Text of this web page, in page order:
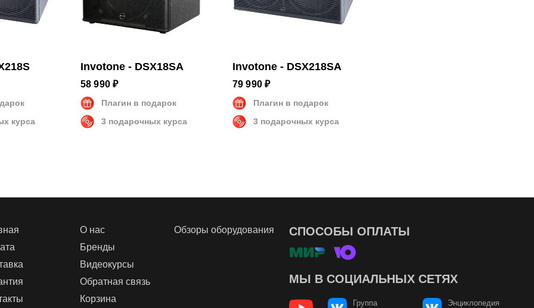
курса
Invotone - DSX18SA
58 990 ₽
Плагин в подарок
3 подарочных курса
Invotone - DSX218SA
79 990 ₽
Плагин в подарок
3 подарочных курса
О нас
Бренды
Видеокурсы
Обратная связь
Корзина
Обзоры оборудования СПОСОБЫ ОПЛАТЫ
МЫ В СОЦИАЛЬНЫХ СЕТЯХ
Группа
Энциклопедия